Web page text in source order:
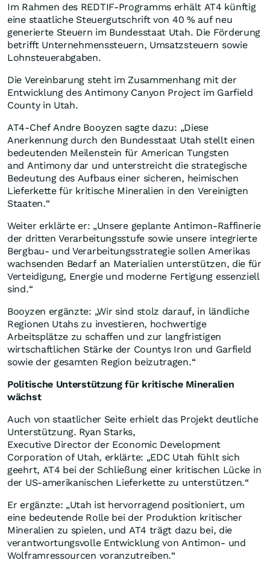
Im Rahmen des REDTIF-Programms erhält AT4 künftig
eine staatliche Steuergutschrift von 40 % auf neu
generierte Steuern im Bundesstaat Utah. Die Förderung
betrifft Unternehmenssteuern, Umsatzsteuern sowie
Lohnsteuerabgaben.
Die Vereinbarung steht im Zusammenhang mit der
Entwicklung des Antimony Canyon Project im Garfield
County in Utah.
AT4-Chef Andre Booyzen sagte dazu: „Diese
Anerkennung durch den Bundesstaat Utah stellt einen
bedeutenden Meilenstein für American Tungsten
and Antimony dar und unterstreicht die strategische
Bedeutung des Aufbaus einer sicheren, heimischen
Lieferkette für kritische Mineralien in den Vereinigten
Staaten.“
Weiter erklärte er: „Unsere geplante Antimon-Raffinerie
der dritten Verarbeitungsstufe sowie unsere integrierte
Bergbau- und Verarbeitungsstrategie sollen Amerikas
wachsenden Bedarf an Materialien unterstützen, die für
Verteidigung, Energie und moderne Fertigung essenziell
sind.“
Booyzen ergänzte: „Wir sind stolz darauf, in ländliche
Regionen Utahs zu investieren, hochwertige
Arbeitsplätze zu schaffen und zur langfristigen
wirtschaftlichen Stärke der Countys Iron und Garfield
sowie der gesamten Region beizutragen.“
Politische Unterstützung für kritische Mineralien
wächst
Auch von staatlicher Seite erhielt das Projekt deutliche
Unterstützung. Ryan Starks,
Executive Director der Economic Development
Corporation of Utah, erklärte: „EDC Utah fühlt sich
geehrt, AT4 bei der Schließung einer kritischen Lücke in
der US-amerikanischen Lieferkette zu unterstützen.“
Er ergänzte: „Utah ist hervorragend positioniert, um
eine bedeutende Rolle bei der Produktion kritischer
Mineralien zu spielen, und AT4 trägt dazu bei, die
verantwortungsvolle Entwicklung von Antimon- und
Wolframressourcen voranzutreiben.“